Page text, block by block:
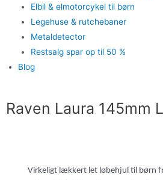
Elbil & elmotorcykel til børn
Legehuse & rutchebaner
Metaldetector
Restsalg spar op til 50 %
Blog
Raven Laura 145mm
Virkeligt lækkert let løbehjul til børn